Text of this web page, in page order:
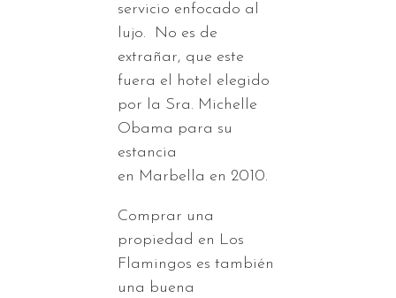
servicio enfocado al
lujo. No es de
extrañar, que este
fuera el hotel elegido
por la Sra. Michelle
Obama para su
estancia
en Marbella en 2010.
Comprar una
propiedad en Los
Flamingos es también
una buena